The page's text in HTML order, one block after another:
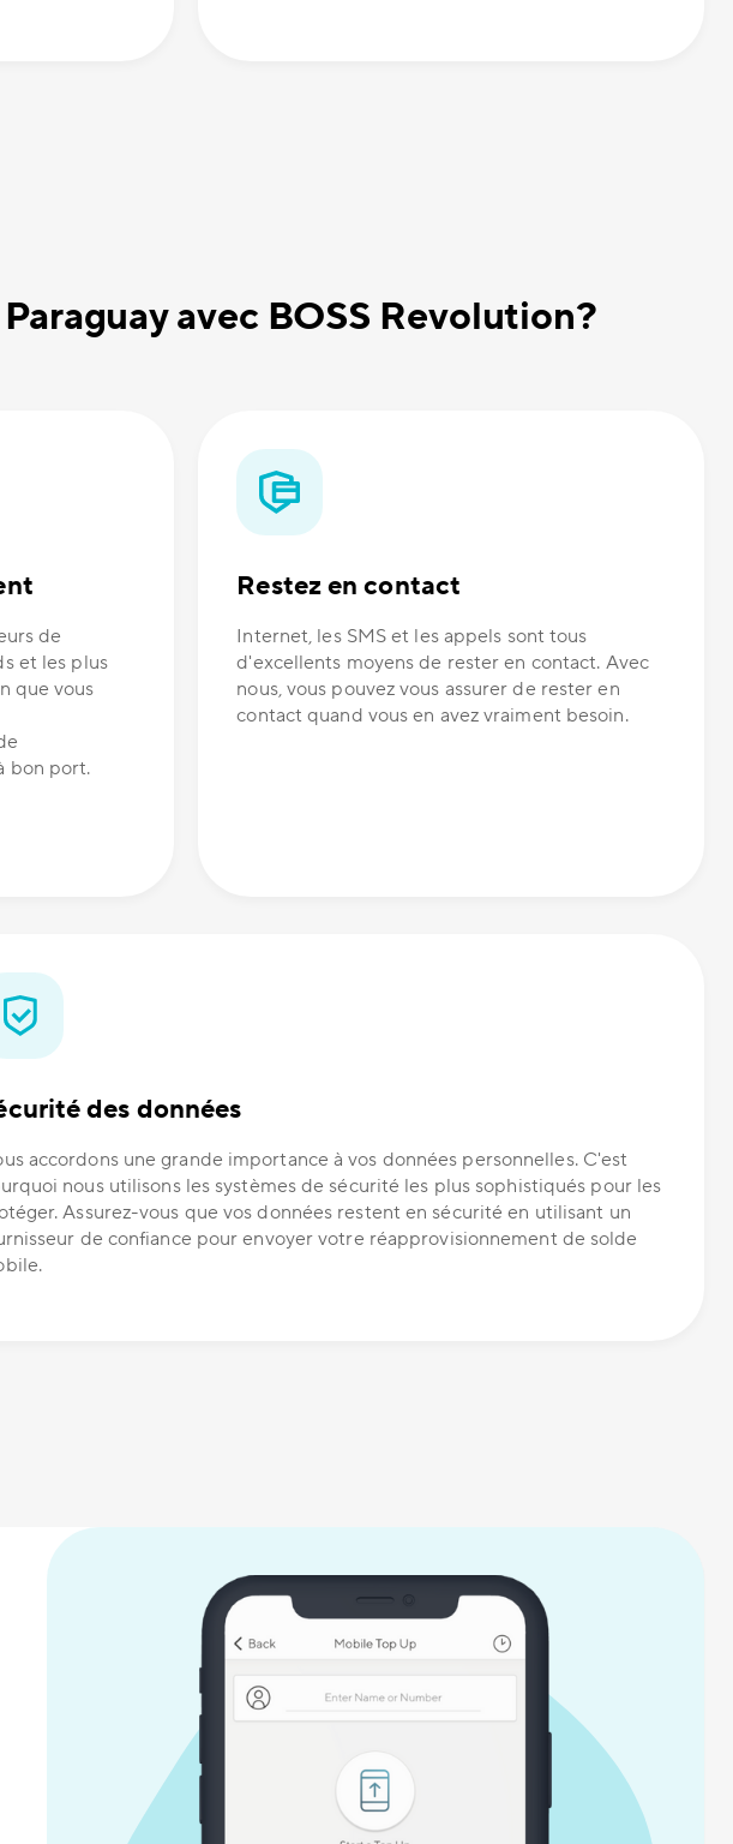
avec BOSS Revolution?
de
et les plus
que vous
bon port.
Restez en contact
Internet, les SMS et les appels sont tous
d'excellents moyens de rester en contact. Avec
nous, vous pouvez vous assurer de rester en
contact quand vous en avez vraiment besoin.
des données
accordons une grande importance à vos données personnelles. C'est
nous utilisons les systèmes de sécurité les plus sophistiqués pour les
Assurez-vous que vos données restent en sécurité en utilisant un
de confiance pour envoyer votre réapprovisionnement de solde